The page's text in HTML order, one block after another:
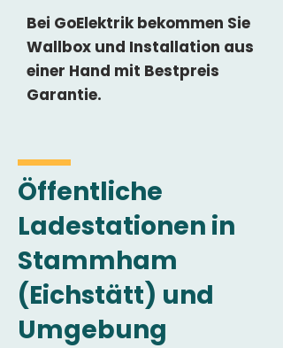
Bei GoElektrik bekommen Sie
Wallbox und Installation aus
einer Hand mit Bestpreis
Garantie.
Öffentliche
Ladestationen in
Stammham
(Eichstätt) und
Umgebung